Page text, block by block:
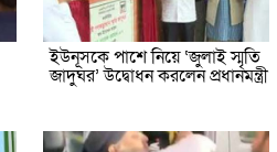
ইউনূসকে পাশে নিয়ে ‘জুলাই স্মৃতি
জাদুঘর’ উদ্বোধন করলেন প্রধানমন্ত্রী